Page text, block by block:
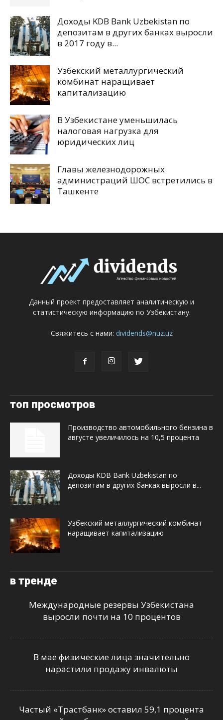
Доходы KDB Bank Uzbekistan по
депозитам в других банках выросли
в 2017 году в...
Узбекский металлургический
комбинат наращивает
капитализацию
В Узбекистане уменьшилась
налоговая нагрузка для
юридических лиц
Главы железнодорожных
администраций ШОС встретились в
Ташкенте
Данный проект предоставляет аналитическую и
статистическую информацию по Узбекистану.
Свяжитесь с нами: dividends@nuz.uz
топ просмотров
Производство автомобильного бензина в
августе увеличилось на 10,5 процента
Доходы KDB Bank Uzbekistan по
депозитам в других банках выросли в...
Узбекский металлургический комбинат
наращивает капитализацию
в тренде
Международные резервы Узбекистана
выросли почти на 10 процентов
В мае физические лица значительно
нарастили продажу инвалюты
Частый «Трастбанк» оставил 59,1 процента